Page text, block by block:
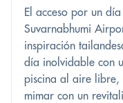
El acceso por un
Suvarnabhumi
inspiración
día inolvidable con
piscina al aire libre,
mimar con un